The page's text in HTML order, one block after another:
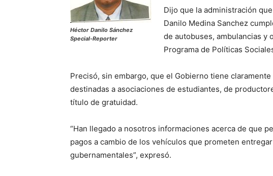
Héctor Danilo Sánchez
Special-Reporter
Dijo que la administración
Danilo Medina Sanchez
de autobuses, ambulancias y
Programa de Políticas
Precisó, sin embargo, que el Gobierno tiene
destinadas a asociaciones de estudiantes, de
título de gratuidad.
“Han llegado a nosotros informaciones acerca de que
pagos a cambio de los vehículos que prometen
gubernamentales”, expresó.